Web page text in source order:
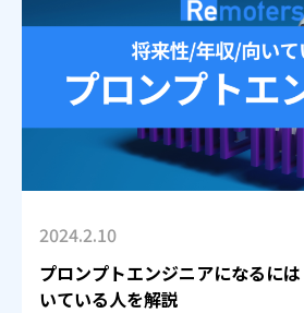
2024.2.10
プロンプトエンジニアになるに
いている人を解説